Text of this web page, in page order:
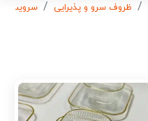
ظروف سرو و پذیرایی سرویس